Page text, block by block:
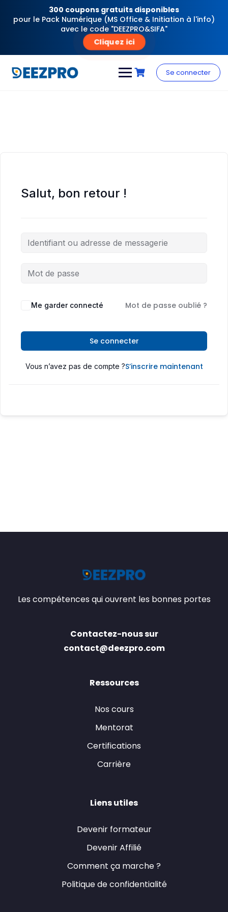
300 coupons gratuits disponibles
pour le Pack Numérique (MS Office & Initiation à l'info)
avec le code "DEEZPRO&SIFA"
Cliquez ici
content
Se connecter
Salut, bon retour !
Me garder connecté Mot de passe oublié ?
Se connecter
Vous n’avez pas de compte ?S’inscrire maintenant
Les compétences qui ouvrent les bonnes portes
Contactez-nous sur
contact@deezpro.com
Ressources
Nos cours
Mentorat
Certifications
Carrière
Liens utiles
Devenir formateur
Devenir Affilié
Comment ça marche ?
Politique de confidentialité